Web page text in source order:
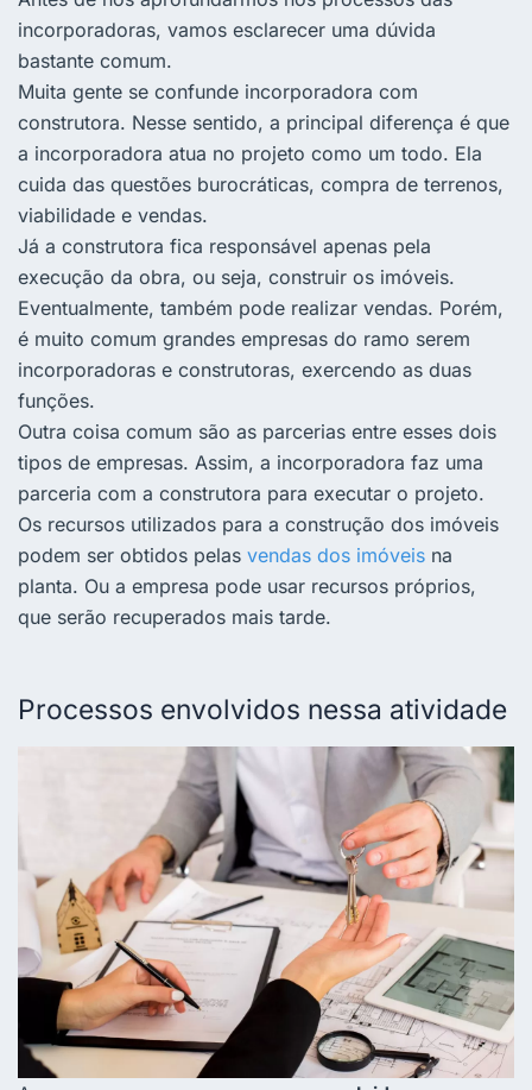
incorporadoras, vamos esclarecer uma dúvida
bastante comum.
Muita gente se confunde incorporadora com
construtora. Nesse sentido, a principal diferença é que
a incorporadora atua no projeto como um todo. Ela
cuida das questões burocráticas, compra de terrenos,
viabilidade e vendas.
Já a construtora fica responsável apenas pela
execução da obra, ou seja, construir os imóveis.
Eventualmente, também pode realizar vendas. Porém,
é muito comum grandes empresas do ramo serem
incorporadoras e construtoras, exercendo as duas
funções.
Outra coisa comum são as parcerias entre esses dois
tipos de empresas. Assim, a incorporadora faz uma
parceria com a construtora para executar o projeto.
Os recursos utilizados para a construção dos imóveis
podem ser obtidos pelas vendas dos imóveis na
planta. Ou a empresa pode usar recursos próprios,
que serão recuperados mais tarde.
Processos envolvidos nessa atividade